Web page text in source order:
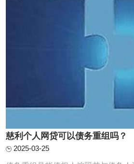
慈利个人网贷可以债务重组吗？
2025-03-25